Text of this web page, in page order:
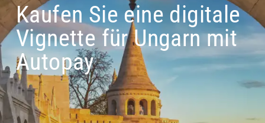
Kaufen Sie eine digitale
Vignette für Ungarn mit
Autopay